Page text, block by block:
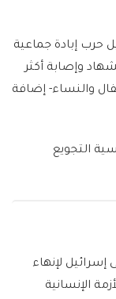
2023 تشن إسرائيل حرب إبادة جماعية
وإصابة أكثر
والنساء- إضافة
التجويع
لإنهاء
الإنسانية